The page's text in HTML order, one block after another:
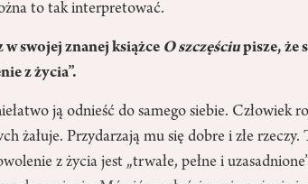
to tak interpretować.
w swojej znanej książce O szczęściupisze, że
z życia”.
ją odnieść do samego siebie. Człowiek
żałuje. Przydarzają mu się dobre i złe
z życia jest „trwałe, pełne i